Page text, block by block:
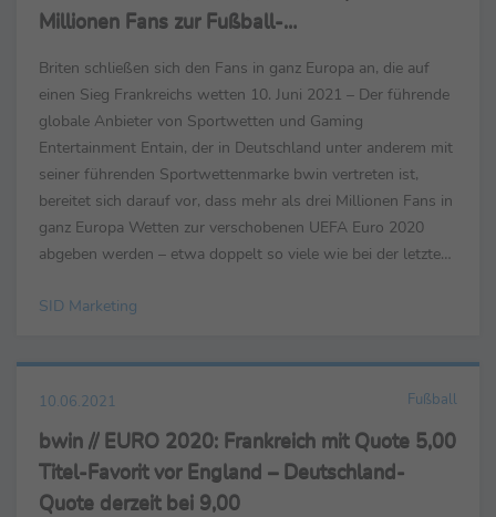
Millionen Fans zur Fußball-
Briten schließen sich den Fans in ganz Europa an, die auf
einen Sieg Frankreichs wetten 10. Juni 2021 – Der führende
globale Anbieter von Sportwetten und Gaming
Entertainment Entain, der in Deutschland unter anderem mit
seiner führenden Sportwettenmarke bwin vertreten ist,
bereitet sich darauf vor, dass mehr als drei Millionen Fans in
ganz Europa Wetten zur verschobenen UEFA Euro 2020
abgeben werden – etwa doppelt so viele wie bei der letzten
SID Marketing
10.06.2021 Fußball
bwin // EURO 2020: Frankreich mit Quote 5,00
Titel-Favorit vor England – Deutschland-
Quote derzeit bei 9,00